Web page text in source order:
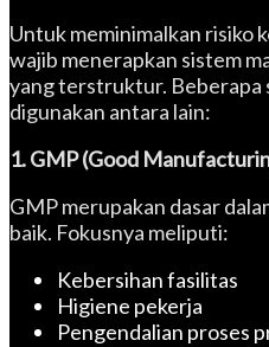
Untuk meminimalkan risiko
wajib menerapkan sistem
yang terstruktur. Beberapa
digunakan antara lain:
1. GMP (Good
GMP merupakan dasar
baik. Fokusnya meliputi:
Kebersihan fasilitas
Higiene pekerja
Pengendalian proses